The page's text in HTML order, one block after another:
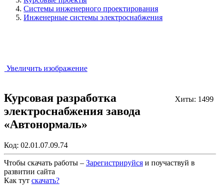
Системы инженерного проектирования
Инженерные системы электроснабжения
Увеличить изображение
Хиты: 1499
Курсовая разработка
электроснабжения завода
«Автонормаль»
Код: 02.01.07.09.74
Чтобы скачать работы – Зарегистрируйся и поучаствуй в
развитии сайта
Как тут скачать?